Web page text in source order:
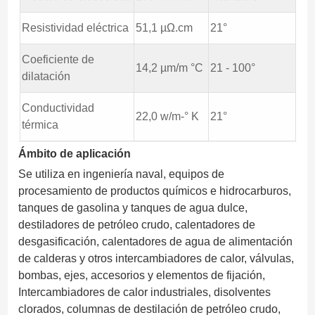
Resistividad eléctrica 51,1 µΩ.cm 21°
Coeficiente de
dilatación
14,2 µm/m °C 21 - 100°
Conductividad
térmica
22,0 w/m-° K 21°
Ámbito de aplicación
Se utiliza en ingeniería naval, equipos de
procesamiento de productos químicos e hidrocarburos,
tanques de gasolina y tanques de agua dulce,
destiladores de petróleo crudo, calentadores de
desgasificación, calentadores de agua de alimentación
de calderas y otros intercambiadores de calor, válvulas,
bombas, ejes, accesorios y elementos de fijación,
Intercambiadores de calor industriales, disolventes
clorados, columnas de destilación de petróleo crudo,